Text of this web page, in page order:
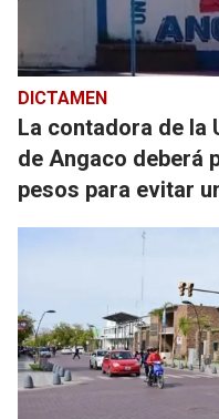
DICTAMEN
La contadora de la
de Angaco deberá
pesos para evitar